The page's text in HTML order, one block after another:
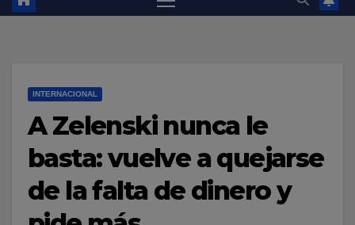
INTERNACIONAL
A Zelenski nunca le
basta: vuelve a quejarse
de la falta de dinero y